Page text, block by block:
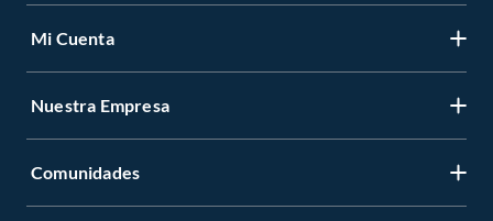
Mi Cuenta
Nuestra Empresa
Comunidades